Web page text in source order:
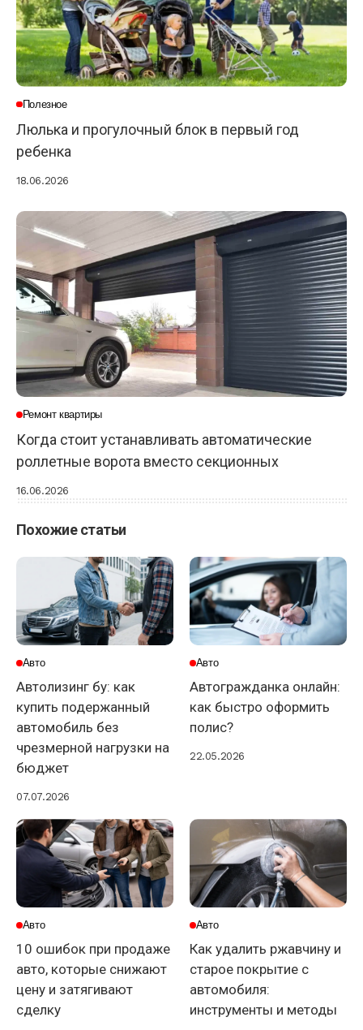
Полезное
Люлька и прогулочный блок в первый год
ребенка
18.06.2026
Ремонт квартиры
Когда стоит устанавливать автоматические
роллетные ворота вместо секционных
16.06.2026
Похожие статьи
Авто
Автолизинг бу: как
купить подержанный
автомобиль без
чрезмерной нагрузки на
бюджет
07.07.2026
Авто
Автогражданка онлайн:
как быстро оформить
полис?
22.05.2026
Авто
10 ошибок при продаже
авто, которые снижают
цену и затягивают
сделку
Авто
Как удалить ржавчину и
старое покрытие с
автомобиля:
инструменты и методы